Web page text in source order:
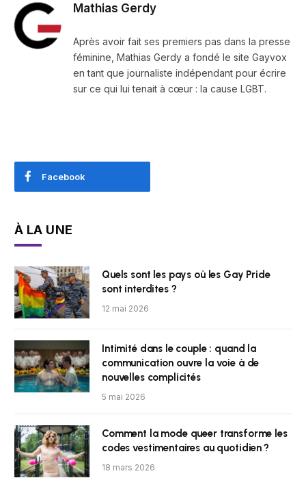
Mathias Gerdy
Après avoir fait ses premiers pas dans la presse
féminine, Mathias Gerdy a fondé le site Gayvox
en tant que journaliste indépendant pour écrire
sur ce qui lui tenait à cœur : la cause LGBT.
Facebook
À LA UNE
Quels sont les pays où les Gay Pride
sont interdites ?
12 mai 2026
Intimité dans le couple : quand la
communication ouvre la voie à de
nouvelles complicités
5 mai 2026
Comment la mode queer transforme les
codes vestimentaires au quotidien ?
18 mars 2026